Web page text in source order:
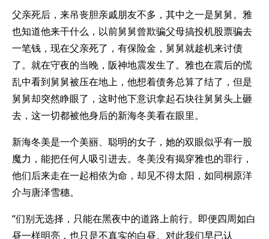
父亲死后，来吊丧胆亲戚朋友不多，其中之一是舅舅。雅
也知道他来干什么，以前舅舅曾欺骗父母搞投机股票骗去
一笔钱，现在父亲死了，有保险金，舅舅就趁机来讨债
了。就在守夜的当晚，阪神地震发生了。雅也在震后的慌
乱中看到舅舅被压在地上，他想着债务总算了结了，但是
舅舅却突然睁眼了，这时他下意识拿起石块往舅舅头上砸
去，这一切都被他身后的新海冬美看在眼里。
新海冬美是一个美丽、聪明的女子，她的双眼似乎有一股
魔力，能把任何人吸引进去。冬美没有揭穿雅也的罪行，
他们后来走在一起相依为命，却见不得太阳，如同桐原洋
介与唐泽雪穗。
“们别无选择，只能在黑夜中的道路上前行。即便四周如白
昼一样明亮，也只是不真实的白昼。对此我们早已认